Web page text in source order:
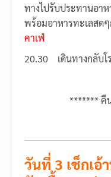
ทางไปรับประทานอา
พร้อมอาหารทะเลสด
คาเฟ่
20.30 เดินทางกลับโ
******* คื
วันที่ 3 เช็กเอ้